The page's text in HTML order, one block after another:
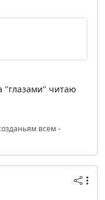
"глазами" читаю
всем -